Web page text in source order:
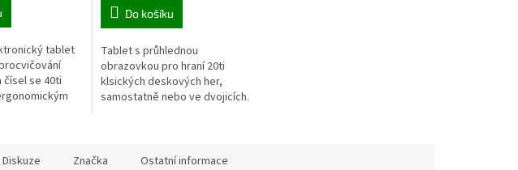
tablet
čísel se 40ti
Do košíku
Tablet s průhlednou
obrazovkou pro hraní 20ti
klsických deskových her,
samostatně nebo ve dvojicích.
Diskuze Značka Ostatní informace